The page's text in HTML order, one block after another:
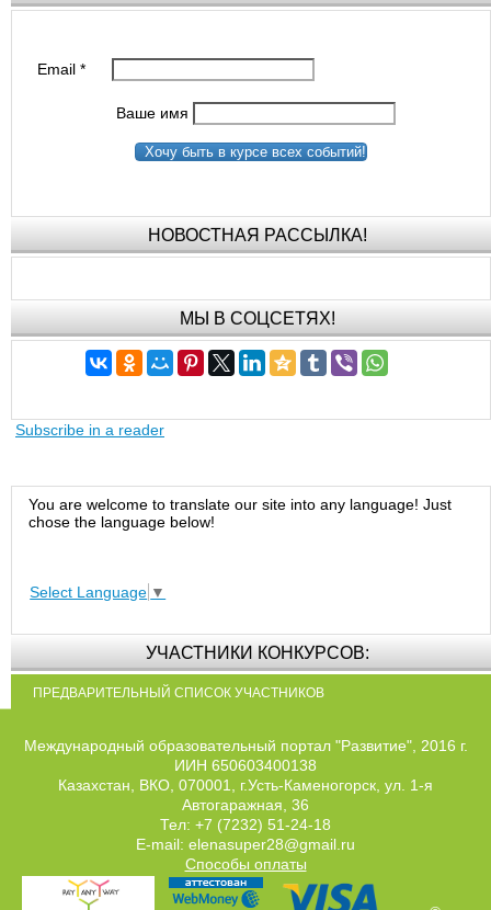
Email*
Ваше имя
Хочу быть в курсе всех событий!
НОВОСТНАЯ РАССЫЛКА!
МЫ В СОЦСЕТЯХ!
Subscribe in a reader
You are welcome to translate our site into any language! Just
chose the language below!
Select Language ▼
УЧАСТНИКИ КОНКУРСОВ:
ПРЕДВАРИТЕЛЬНЫЙ СПИСОК УЧАСТНИКОВ
Международный образовательный портал "Развитие", 2016 г.
ИИН 650603400138
Казахстан, ВКО, 070001, г.Усть-Каменогорск, ул. 1-я
Автогаражная, 36
Тел: +7 (7232) 51-24-18
E-mail: elenasuper28@gmail.ru
Способы оплаты